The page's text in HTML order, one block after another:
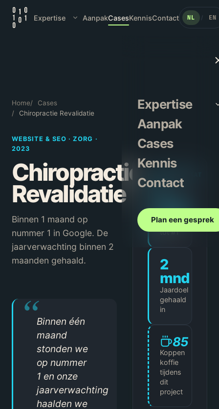
Expertise AanpakCasesKennisContact NL / EN
Expertise
Aanpak
Cases
Kennis
Contact
Plan een gesprek
Home/
Cases
/
Chiropractie Revalidatie
WEBSITE & SEO ·ZORG ·
2023
Chiropractie
Revalidatie
Binnen 1 maand op
nummer 1 in Google. De
jaarverwachting binnen 2
maanden gehaald.
Binnen één
maand
stonden we
op nummer
1 en onze
jaarverwachting
haalden we
mnd
Tijd
tot #1
2
mnd
Jaardoel
gehaald
in
85
Koppen
koffie
tijdens
dit
project